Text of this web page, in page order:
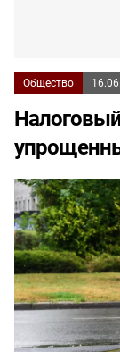
Общество